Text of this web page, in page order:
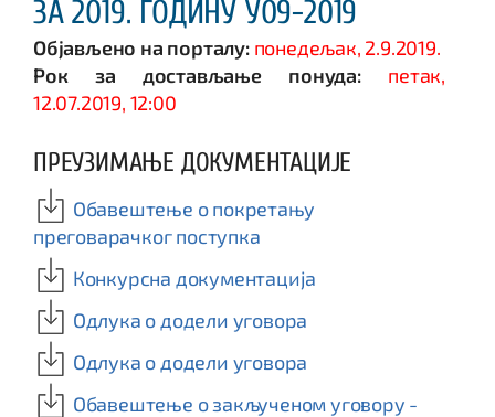
ЗА 2019. ГОДИНУ У09-2019
Објављено на порталу: понедељак, 2.9.2019.
Рок за достављање понуда:
петак,
12.07.2019, 12:00
ПРЕУЗИМАЊЕ ДОКУМЕНТАЦИЈЕ
Обавештење о покретању
преговарачког поступка
Конкурсна документација
Одлука о додели уговора
Одлука о додели уговора
Обавештење о закљученом уговору -